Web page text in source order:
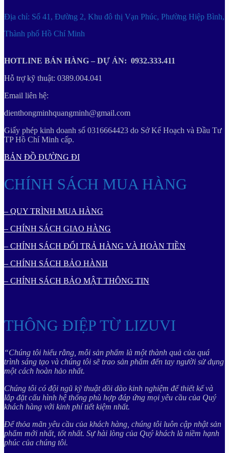
Địa chỉ: Số 41, Đường 2, Khu đô thị Vạn Phúc, Phường Hiệp Bình,
Thành phố Hồ Chí Minh
HOTLINE BÁN HÀNG – DỰ ÁN: 0932.333.411
Hỗ trợ kỹ thuật: 0389.004.041
Email liên hệ:
dienthongminhquangminh@gmail.com
Giấy phép kinh doanh số 0316664423 do Sở Kế Hoạch và Đầu Tư
TP Hồ Chí Minh cấp.
BẢN ĐỒ ĐƯỜNG ĐI
CHÍNH SÁCH MUA HÀNG
– QUY TRÌNH MUA HÀNG
– CHÍNH SÁCH GIAO HÀNG
– CHÍNH SÁCH ĐỔI TRẢ HÀNG VÀ HOÀN TIỀN
– CHÍNH SÁCH BẢO HÀNH
– CHÍNH SÁCH BẢO MẬT THÔNG TIN
THÔNG ĐIỆP TỪ LIZUVI
“Chúng tôi hiểu rằng, mỗi sản phẩm là một thành quả của quá
trình sáng tạo và chúng tôi sẽ trao sản phẩm đến tay người sử dụng
một cách hoàn hảo nhất.
Chúng tôi có đội ngũ kỹ thuật dồi dào kinh nghiệm để thiết kế và
lắp đặt cấu hình hệ thống phù hợp đáp ứng mọi yêu cầu của Quý
khách hàng với kinh phí tiết kiệm nhất.
Để thỏa mãn yêu cầu của khách hàng, chúng tôi luôn cập nhật sản
phẩm mới nhất, tốt nhất. Sự hài lòng của Quý khách là niềm hạnh
phúc của chúng tôi.